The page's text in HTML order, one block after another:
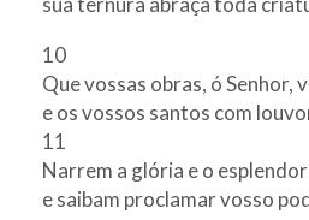
10
Que vossas obras, ó Senhor,
e os vossos santos com
11
Narrem a glória e o
e saibam proclamar vosso